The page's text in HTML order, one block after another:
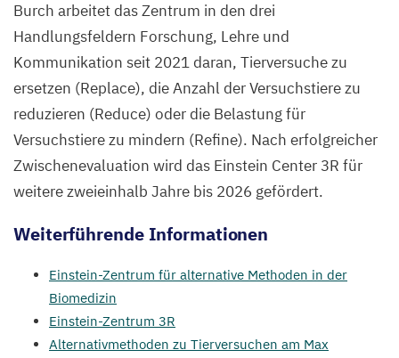
Burch arbeitet das Zentrum in den drei
Handlungsfeldern Forschung, Lehre und
Kommunikation seit 2021daran, Tierversuche zu
ersetzen (Replace), die Anzahl der Versuchstiere zu
reduzieren (Reduce) oder die Belastung für
Versuchstiere zu mindern (Refine). Nach erfolgreicher
Zwischenevaluation wird das Einstein Center 3R für
weitere zweieinhalb Jahre bis 2026 gefördert.
Weiterführende Informationen
Einstein-Zentrum für alternative Methoden in der
Biomedizin
Einstein-Zentrum 3R
Alternativmethoden zu Tierversuchen am Max